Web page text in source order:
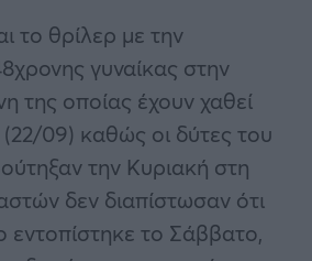
το θρίλερ με την
γυναίκας στην
της οποίας έχουν χαθεί
09) καθώς οι δύτες του
την Κυριακή στη
δεν διαπίστωσαν ότι
εντοπίστηκε το Σάββατο,